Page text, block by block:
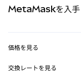
RWA
MetaMask Connect
MetaMaskを入手
価格を見る
イーサリアムの価格
交換レートを見る